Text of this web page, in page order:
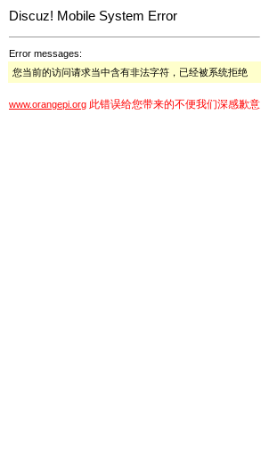
Discuz! Mobile System Error
Error messages:
您当前的访问请求当中含有非法字符，已经被系统拒绝
www.orangepi.org 此错误给您带来的不便我们深感歉意